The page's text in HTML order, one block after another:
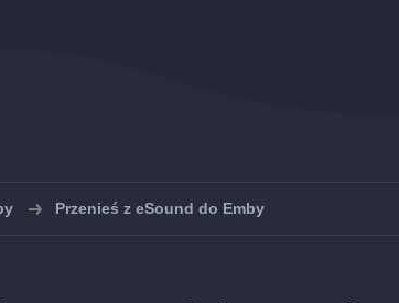
Przenieś z eSound do Emby